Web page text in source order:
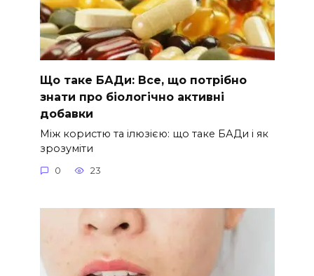
Що таке БАДи: Все, що потрібно
знати про біологічно активні
добавки
Між користю та ілюзією: що таке БАДи і як
зрозуміти
0 23